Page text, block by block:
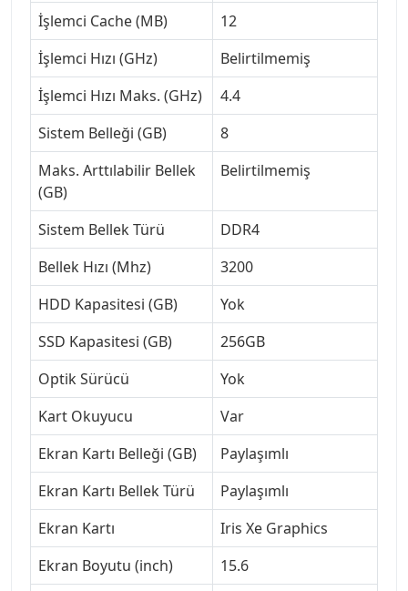
İşlemci Cache (MB)
12
İşlemci Hızı (GHz)
Belirtilmemiş
İşlemci Hızı Maks. (GHz)
4.4
Sistem Belleği (GB)
8
Maks. Arttılabilir Bellek
(GB)
Belirtilmemiş
Sistem Bellek Türü
DDR4
Bellek Hızı (Mhz)
3200
HDD Kapasitesi (GB)
Yok
SSD Kapasitesi (GB)
256GB
Optik Sürücü
Yok
Kart Okuyucu
Var
Ekran Kartı Belleği (GB)
Paylaşımlı
Ekran Kartı Bellek Türü
Paylaşımlı
Ekran Kartı
Iris Xe Graphics
Ekran Boyutu (inch)
15.6